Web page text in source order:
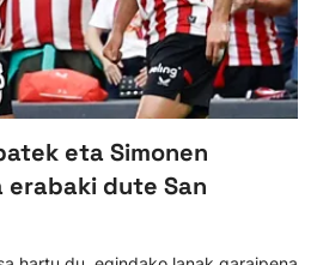
eta Simonen
dute San